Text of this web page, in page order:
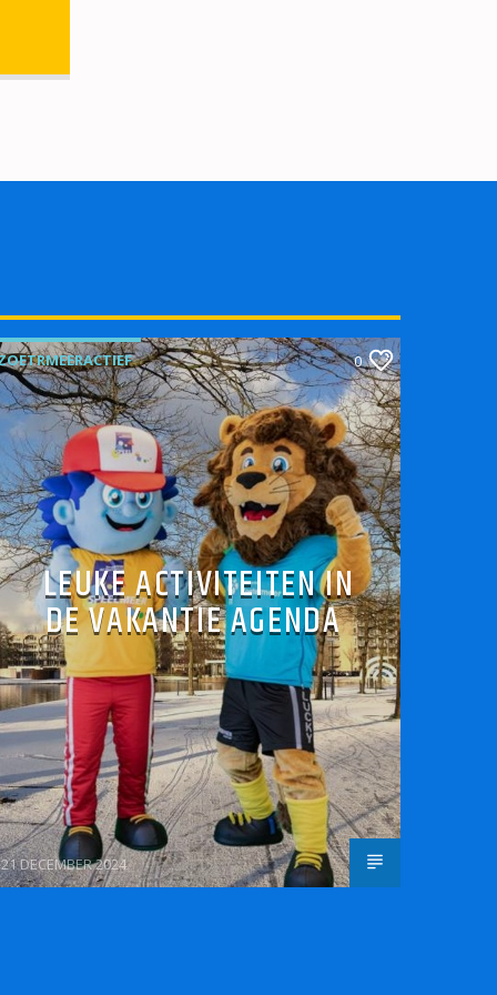
0
LEUKE ACTIVITEITEN IN
DE VAKANTIE AGENDA
21 DECEMBER 2024